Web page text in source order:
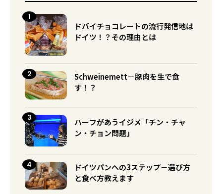
ドバイチョコレートの流行発信地は
ドイツ！？その理由とは
Schweinemett－豚肉を生で食
す！？
ハーフがあうイジメ「チン・チャ
ン・チョン問題」
ドイツパンへの3ステップ－選び方
と食べ方教えます